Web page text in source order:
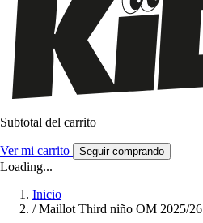
Subtotal del carrito
Ver mi carrito Seguir comprando
Loading...
Inicio
/ Maillot Third niño OM 2025/26